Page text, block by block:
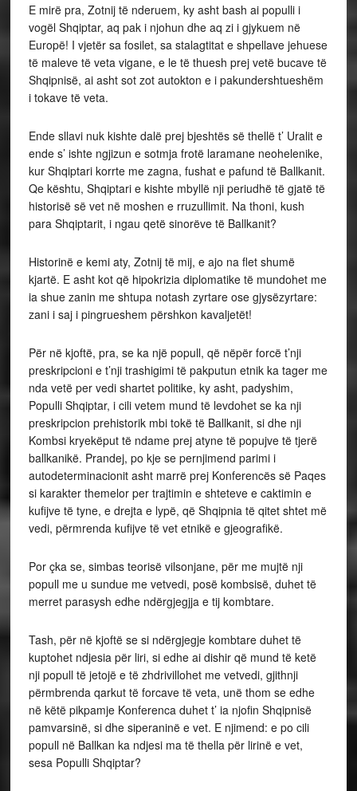
E mirë pra, Zotnij të nderuem, ky asht bash ai populli i
vogël Shqiptar, aq pak i njohun dhe aq zi i gjykuem në
Europë! I vjetër sa fosilet, sa stalagtitat e shpellave jehuese
të maleve të veta vigane, e le të thuesh prej vetë bucave të
Shqipnisë, ai asht sot zot autokton e i pakundershtueshëm
i tokave të veta.
Ende sllavi nuk kishte dalë prej bjeshtës së thellë t’ Uralit e
ende s’ ishte ngjizun e sotmja frotë laramane neohelenike,
kur Shqiptari korrte me zagna, fushat e pafund të Ballkanit.
Qe kështu, Shqiptari e kishte mbyllë nji periudhë të gjatë të
historisë së vet në moshen e rruzullimit. Na thoni, kush
para Shqiptarit, i ngau qetë sinorëve të Ballkanit?
Historinë e kemi aty, Zotnij të mij, e ajo na flet shumë
kjartë. E asht kot që hipokrizia diplomatike të mundohet me
ia shue zanin me shtupa notash zyrtare ose gjysëzyrtare:
zani i saj i pingrueshem përshkon kavaljetët!
Për në kjoftë, pra, se ka një popull, që nëpër forcë t’nji
preskripcioni e t’nji trashigimi të pakputun etnik ka tager me
nda vetë per vedi shartet politike, ky asht, padyshim,
Populli Shqiptar, i cili vetem mund të levdohet se ka nji
preskripcion prehistorik mbi tokë të Ballkanit, si dhe nji
Kombsi kryekëput të ndame prej atyne të popujve të tjerë
ballkanikë. Prandej, po kje se pernjimend parimi i
autodeterminacionit asht marrë prej Konferencës së Paqes
si karakter themelor per trajtimin e shteteve e caktimin e
kufijve të tyne, e drejta e lypë, që Shqipnia të qitet shtet më
vedi, përmrenda kufijve të vet etnikë e gjeografikë.
Por çka se, simbas teorisë vilsonjane, për me mujtë nji
popull me u sundue me vetvedi, posë kombsisë, duhet të
merret parasysh edhe ndërgjegjja e tij kombtare.
Tash, për në kjoftë se si ndërgjegje kombtare duhet të
kuptohet ndjesia për liri, si edhe ai dishir që mund të ketë
nji popull të jetojë e të zhdrivillohet me vetvedi, gjithnji
përmbrenda qarkut të forcave të veta, unë thom se edhe
në këtë pikpamje Konferenca duhet t’ ia njofin Shqipnisë
pamvarsinë, si dhe siperaninë e vet. E njimend: e po cili
popull në Ballkan ka ndjesi ma të thella për lirinë e vet,
sesa Populli Shqiptar?